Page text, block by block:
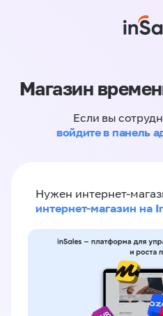
Магазин
Если вы
войдите в панель
Нужен интернет-
интернет-магазин на